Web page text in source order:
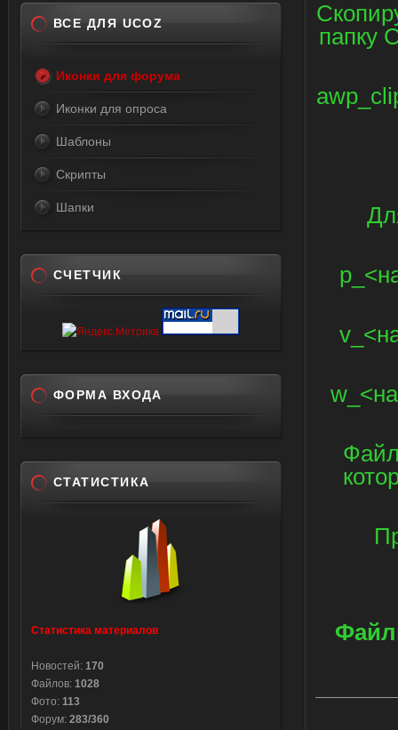
папку
ВСЕ ДЛЯ UCOZ
Иконки для форума
Иконки для опроса
Шаблоны
Скрипты
Шапки
СЧЕТЧИК
ФОРМА ВХОДА
СТАТИСТИКА
Статистика материалов
Новостей: 170
Файлов: 1028
Фото: 113
Форум: 283/360